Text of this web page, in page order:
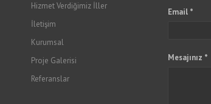
Hizmet Verdiğimiz İller
İletişim
Kurumsal
Proje Galerisi
Referanslar
Email *
Mesajınız *